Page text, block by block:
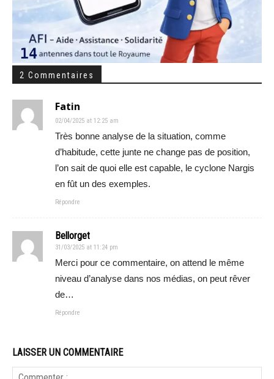
2 Commentaires
Fatin
02/04/2025 at 12:25 am
Très bonne analyse de la situation, comme
d’habitude, cette junte ne change pas de position,
l’on sait de quoi elle est capable, le cyclone Nargis
en fût un des exemples.
Répondre
Bellorget
31/03/2025 at 11:24 pm
Merci pour ce commentaire, on attend le même
niveau d’analyse dans nos médias, on peut rêver
de…
Répondre
LAISSER UN COMMENTAIRE